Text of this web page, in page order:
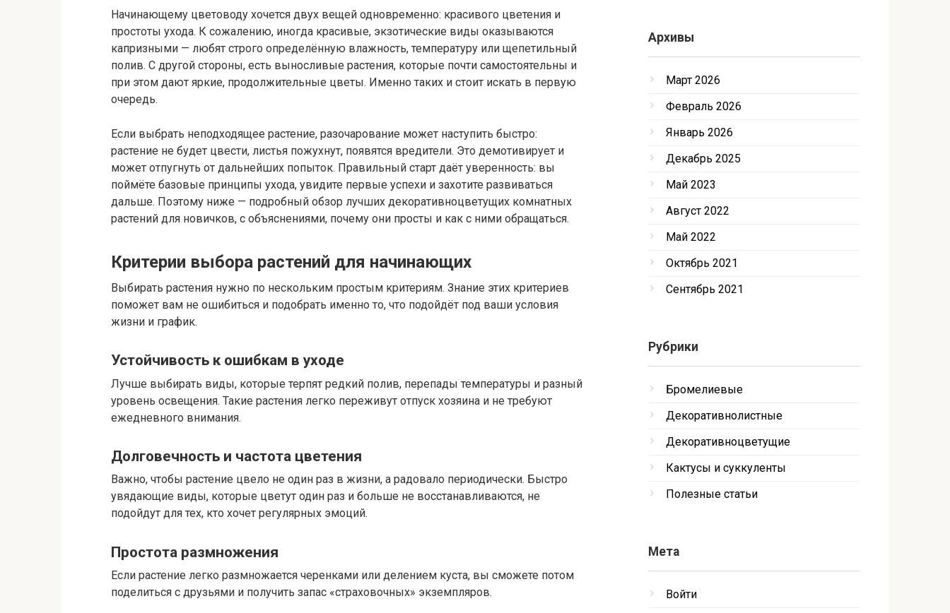
Начинающему цветоводу хочется двух вещей одновременно: красивого цветения и
простоты ухода. К сожалению, иногда красивые, экзотические виды оказываются
капризными — любят строго определённую влажность, температуру или щепетильный
полив. С другой стороны, есть выносливые растения, которые почти самостоятельны и
при этом дают яркие, продолжительные цветы. Именно таких и стоит искать в первую
очередь.
Если выбрать неподходящее растение, разочарование может наступить быстро:
растение не будет цвести, листья пожухнут, появятся вредители. Это демотивирует и
может отпугнуть от дальнейших попыток. Правильный старт даёт уверенность: вы
поймёте базовые принципы ухода, увидите первые успехи и захотите развиваться
дальше. Поэтому ниже — подробный обзор лучших декоративноцветущих комнатных
растений для новичков, с объяснениями, почему они просты и как с ними обращаться.
Критерии выбора растений для начинающих
Выбирать растения нужно по нескольким простым критериям. Знание этих критериев
поможет вам не ошибиться и подобрать именно то, что подойдёт под ваши условия
жизни и график.
Устойчивость к ошибкам в уходе
Лучше выбирать виды, которые терпят редкий полив, перепады температуры и разный
уровень освещения. Такие растения легко переживут отпуск хозяина и не требуют
ежедневного внимания.
Долговечность и частота цветения
Важно, чтобы растение цвело не один раз в жизни, а радовало периодически. Быстро
увядающие виды, которые цветут один раз и больше не восстанавливаются, не
подойдут для тех, кто хочет регулярных эмоций.
Простота размножения
Если растение легко размножается черенками или делением куста, вы сможете потом
поделиться с друзьями и получить запас «страховочных» экземпляров.
Архивы
Март 2026
Февраль 2026
Январь 2026
Декабрь 2025
Май 2023
Август 2022
Май 2022
Октябрь 2021
Сентябрь 2021
Рубрики
Бромелиевые
Декоративнолистные
Декоративноцветущие
Кактусы и суккуленты
Полезные статьи
Мета
Войти